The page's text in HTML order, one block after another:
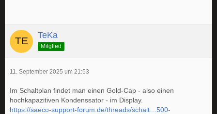
TeKa
Mitglied
11. September 2025 um 21:53
Im Schaltplan findet man einen Gold-Cap - also einen
hochkapazitiven Kondenssator - im Display.
https://saeco-support-forum.de/threads/schalt…500-